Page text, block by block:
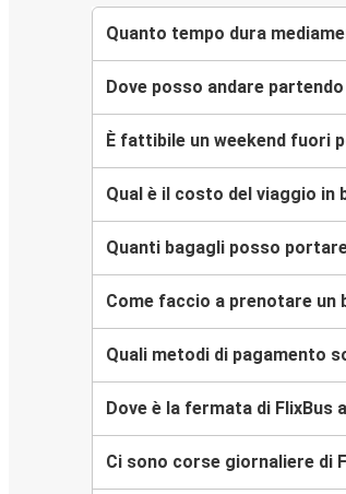
Quanto tempo dura
Dove posso andare partendo
È fattibile un weekend fuori
Qual è il costo del viaggio in
Quanti bagagli posso
Come faccio a prenotare un
Quali metodi di pagamento
Dove è la fermata di FlixBus
Ci sono corse giornaliere di